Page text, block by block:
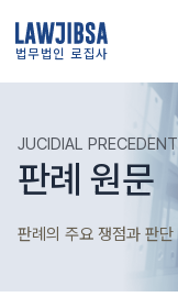
법무법인 로집사
JUCIDIAL PRECEDENT
판례 원문
판례의 주요 쟁점과 판